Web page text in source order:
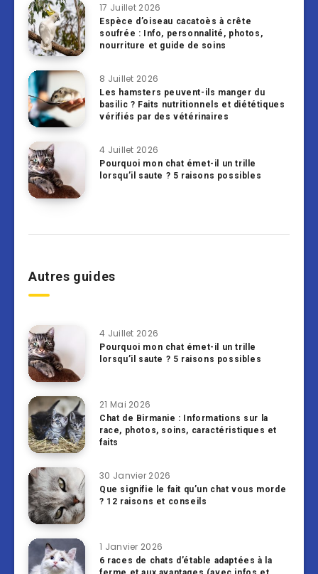
17 Juillet 2026
Espèce d’oiseau cacatoès à crête
soufrée : Info, personnalité, photos,
nourriture et guide de soins
8 Juillet 2026
Les hamsters peuvent-ils manger du
basilic ? Faits nutritionnels et diététiques
vérifiés par des vétérinaires
4 Juillet 2026
Pourquoi mon chat émet-il un trille
lorsqu’il saute ? 5 raisons possibles
Autres guides
4 Juillet 2026
Pourquoi mon chat émet-il un trille
lorsqu’il saute ? 5 raisons possibles
21 Mai 2026
Chat de Birmanie : Informations sur la
race, photos, soins, caractéristiques et
faits
30 Janvier 2026
Que signifie le fait qu’un chat vous morde
? 12 raisons et conseils
1 Janvier 2026
6 races de chats d’étable adaptées à la